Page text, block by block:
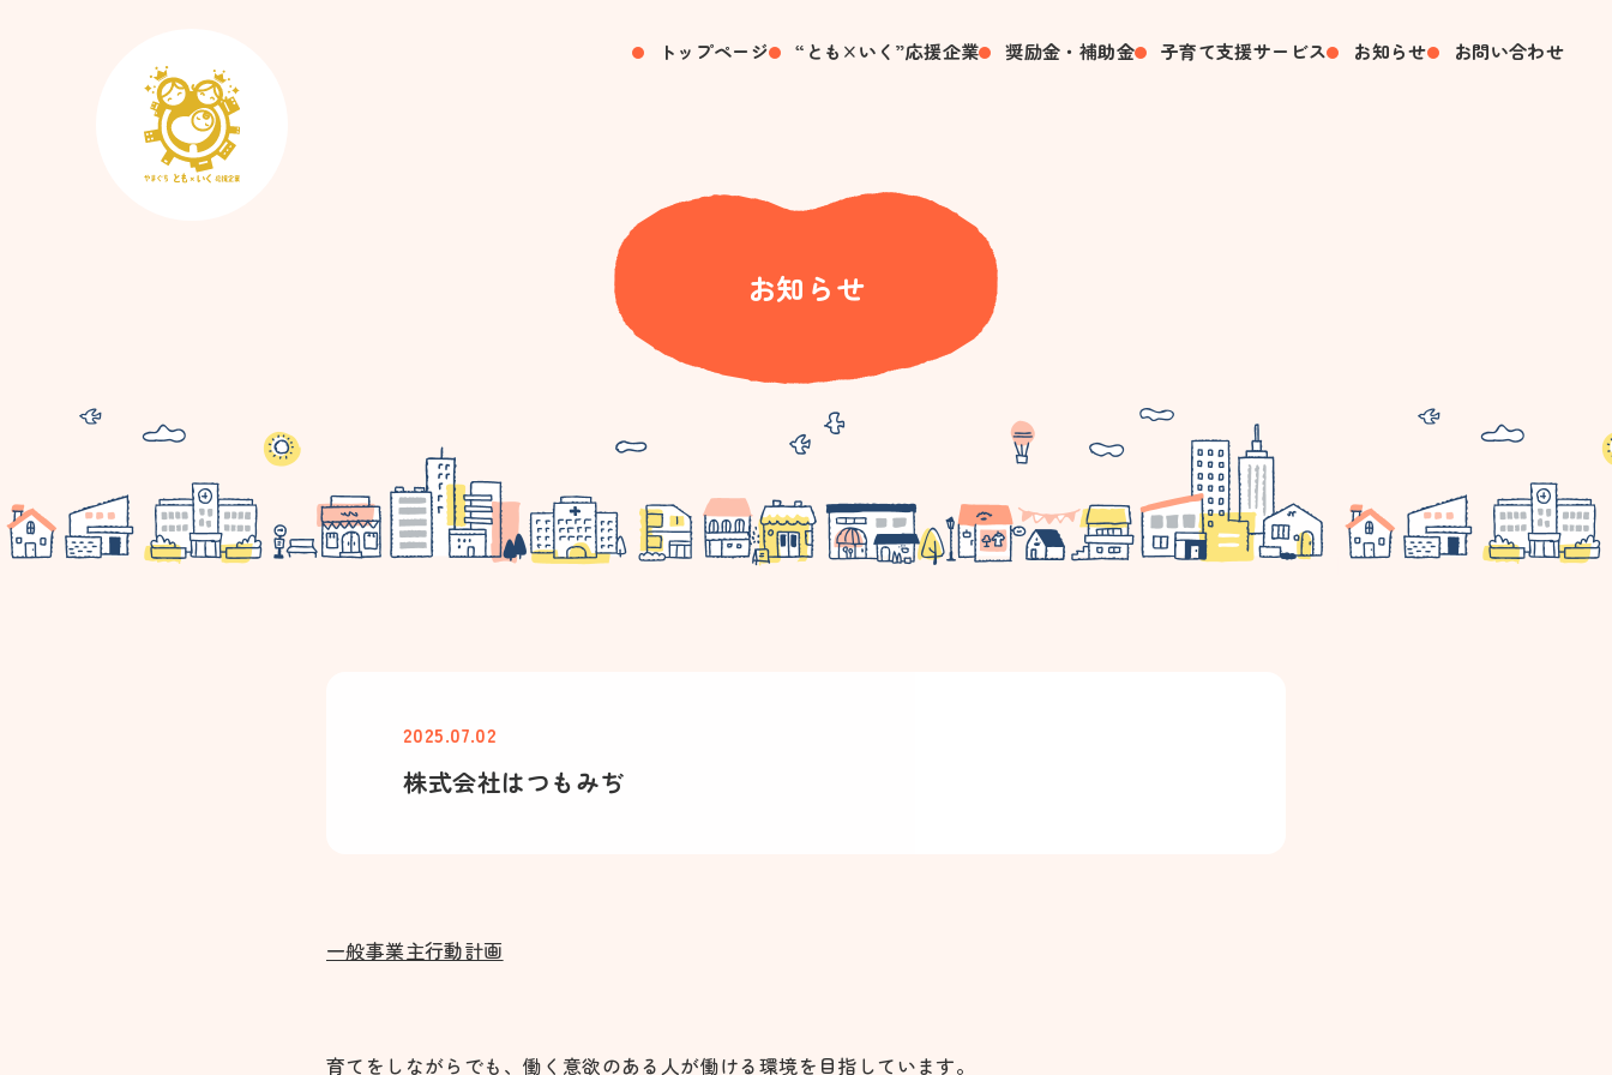
トップページ “とも×いく”応援企業 奨励金・補助金 子育て支援サービス お知らせ お問い合わせ
お知らせ
2025.07.02
株式会社はつもみぢ
一般事業主行動計画
育てをしながらでも、働く意欲のある人が働ける環境を目指しています。